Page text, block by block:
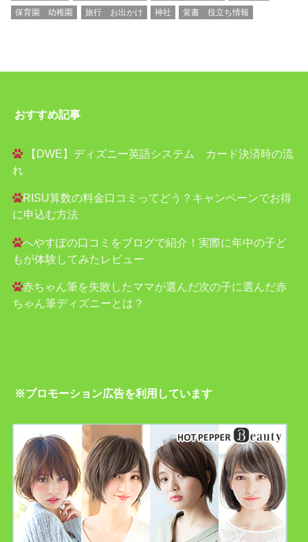
保育園 幼稚園
旅行 お出かけ 神社 覚書 役立ち情報
おすすめ記事
【DWE】ディズニー英語システム カード決済時の流
れ
RISU算数の料金口コミってどう？キャンペーンでお得
に申込む方法
へやすぽの口コミをブログで紹介！実際に年中の子ど
もが体験してみたレビュー
赤ちゃん筆を失敗したママが選んだ次の子に選んだ赤
ちゃん筆ディズニーとは？
※プロモーション広告を利用しています